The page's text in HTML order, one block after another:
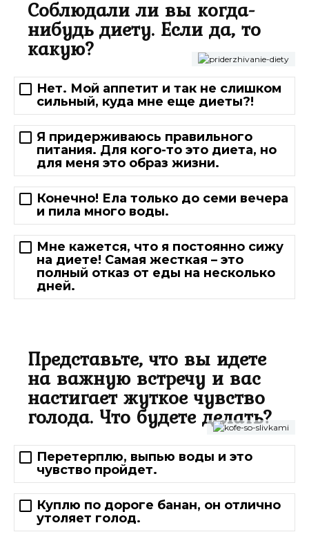
Соблюдали ли вы когда-
нибудь диету. Если да, то
какую?
Нет. Мой аппетит и так не слишком
сильный, куда мне еще диеты?!
Я придерживаюсь правильного
питания. Для кого-то это диета, но
для меня это образ жизни.
Конечно! Ела только до семи вечера
и пила много воды.
Мне кажется, что я постоянно сижу
на диете! Самая жесткая – это
полный отказ от еды на несколько
дней.
Представьте, что вы идете
на важную встречу и вас
настигает жуткое чувство
голода. Что будете делать?
Перетерплю, выпью воды и это
чувство пройдет.
Куплю по дороге банан, он отлично
утоляет голод.